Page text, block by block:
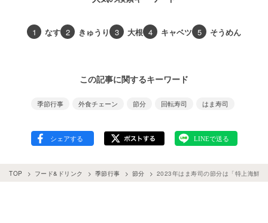
1 なす 2 きゅうり 3 大根 4 キャベツ 5 そうめん
この記事に関するキーワード
季節行事 外食チェーン 節分 回転寿司 はま寿司
TOP フード&ドリンク 季節行事 節分 2023年はま寿司の節分は「特上海鮮